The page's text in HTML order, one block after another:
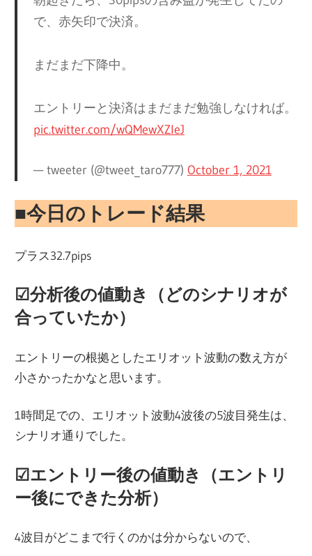
で、赤矢印で決済。
まだまだ下降中。
エントリーと決済はまだまだ勉強しなければ。
pic.twitter.com/wQMewXZleJ
— tweeter (@tweet_taro777) October 1, 2021
■今日のトレード結果
プラス32.7pips
☑︎分析後の値動き（どのシナリオが
合っていたか）
エントリーの根拠としたエリオット波動の数え方が
小さかったかなと思います。
1時間足での、エリオット波動4波後の5波目発生は、
シナリオ通りでした。
☑︎エントリー後の値動き（エントリ
ー後にできた分析）
4波目がどこまで行くのかは分からないので、